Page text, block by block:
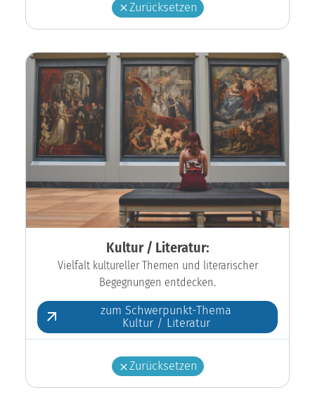
Zurücksetzen
Kultur / Literatur:
Vielfalt kultureller Themen und literarischer
Begegnungen entdecken.
zum Schwerpunkt-Thema
Kultur / Literatur
Zurücksetzen